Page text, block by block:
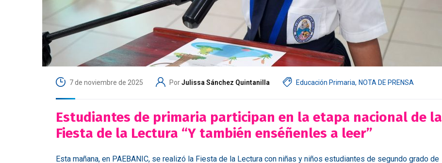
7 de noviembre de 2025 PorJulissa Sánchez Quintanilla Educación Primaria, NOTA DE PRENSA
Estudiantes de primaria participan en la etapa nacional de la
Fiesta de la Lectura “Y también enséñenles a leer”
Esta mañana, en PAEBANIC, se realizó la Fiesta de la Lectura con niñas y niños estudiantes de segundo grado de